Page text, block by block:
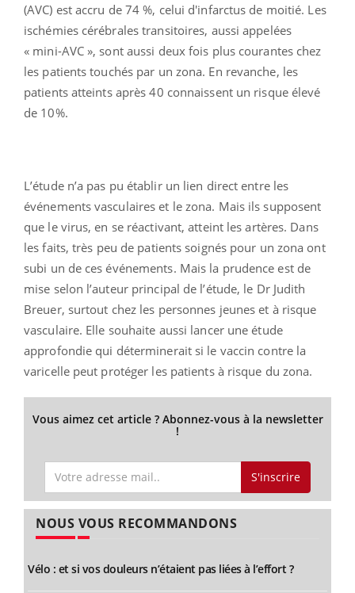
(AVC) est accru de 74 %, celui d'infarctus de moitié. Les
ischémies cérébrales transitoires, aussi appelées
« mini-AVC », sont aussi deux fois plus courantes chez
les patients touchés par un zona. En revanche, les
patients atteints après 40 connaissent un risque élevé
de 10%.
L’étude n’a pas pu établir un lien direct entre les
événements vasculaires et le zona. Mais ils supposent
que le virus, en se réactivant, atteint les artères. Dans
les faits, très peu de patients soignés pour un zona ont
subi un de ces événements. Mais la prudence est de
mise selon l’auteur principal de l’étude, le Dr Judith
Breuer, surtout chez les personnes jeunes et à risque
vasculaire. Elle souhaite aussi lancer une étude
approfondie qui déterminerait si le vaccin contre la
varicelle peut protéger les patients à risque du zona.
Vous aimez cet article ? Abonnez-vous à la newsletter
!
S'inscrire
NOUS VOUS RECOMMANDONS
Vélo : et si vos douleurs n’étaient pas liées à l’effort ?